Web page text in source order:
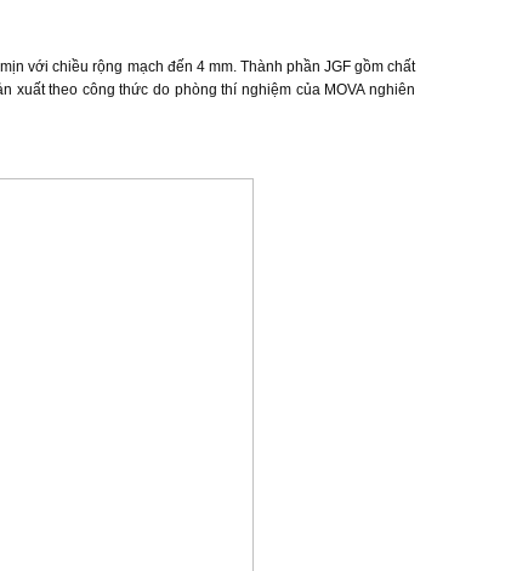
với chiều rộng mạch đến 4 mm. Thành phần JGF gồm chất
xuất theo công thức do phòng thí nghiệm của MOVA nghiên